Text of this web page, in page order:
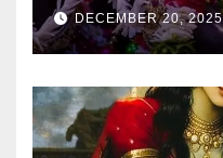
DECEMBER 20, 2025